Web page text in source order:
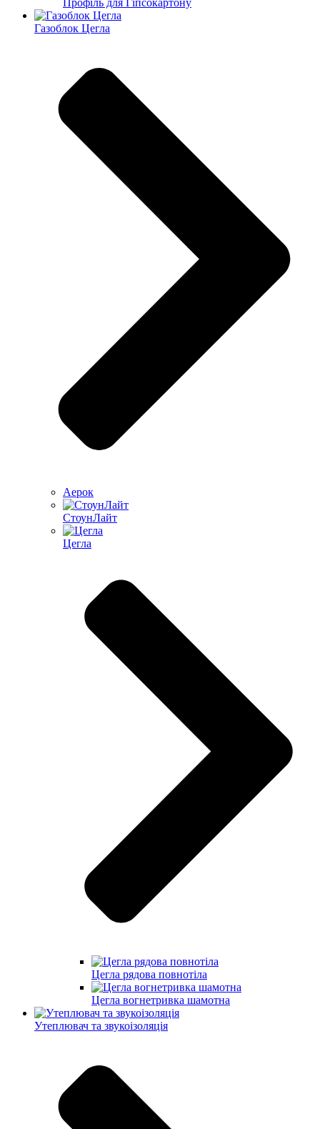
Газоблок Цегла
Аерок
СтоунЛайт
Цегла
Цегла рядова повнотіла
Цегла вогнетривка шамотна
Утеплювач та звукоізоляція